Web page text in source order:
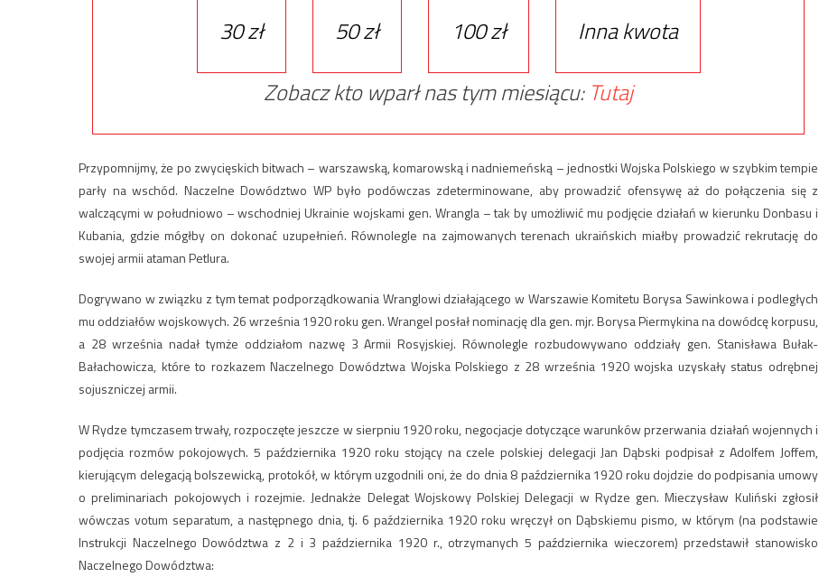
30 zł 50 zł 100 zł
Inna kwota
Zobacz kto wparł nas tym miesiącu: Tutaj
Przypomnijmy, że po zwycięskich bitwach – warszawską, komarowską i nadniemeńską – jednostki Wojska Polskiego w szybkim tempie
parły na wschód. Naczelne Dowództwo WP było podówczas zdeterminowane, aby prowadzić ofensywę aż do połączenia się z
walczącymi w południowo – wschodniej Ukrainie wojskami gen. Wrangla – tak by umożliwić mu podjęcie działań w kierunku Donbasu i
Kubania, gdzie mógłby on dokonać uzupełnień. Równolegle na zajmowanych terenach ukraińskich miałby prowadzić rekrutację do
swojej armii ataman Petlura.
Dogrywano w związku z tym temat podporządkowania Wranglowi działającego w Warszawie Komitetu Borysa Sawinkowa i podległych
mu oddziałów wojskowych. 26 września 1920 roku gen. Wrangel posłał nominację dla gen. mjr. Borysa Piermykina na dowódcę korpusu,
a 28 września nadał tymże oddziałom nazwę 3 Armii Rosyjskiej. Równolegle rozbudowywano oddziały gen. Stanisława Bułak-
Bałachowicza, które to rozkazem Naczelnego Dowództwa Wojska Polskiego z 28 września 1920 wojska uzyskały status odrębnej
sojuszniczej armii.
W Rydze tymczasem trwały, rozpoczęte jeszcze w sierpniu 1920 roku, negocjacje dotyczące warunków przerwania działań wojennych i
podjęcia rozmów pokojowych. 5 października 1920 roku stojący na czele polskiej delegacji Jan Dąbski podpisał z Adolfem Joffem,
kierującym delegacją bolszewicką, protokół, w którym uzgodnili oni, że do dnia 8 października 1920 roku dojdzie do podpisania umowy
o preliminariach pokojowych i rozejmie. Jednakże Delegat Wojskowy Polskiej Delegacji w Rydze gen. Mieczysław Kuliński zgłosił
wówczas votum separatum, a następnego dnia, tj. 6 października 1920 roku wręczył on Dąbskiemu pismo, w którym (na podstawie
Instrukcji Naczelnego Dowództwa z 2 i 3 października 1920 r., otrzymanych 5 października wieczorem) przedstawił stanowisko
Naczelnego Dowództwa: